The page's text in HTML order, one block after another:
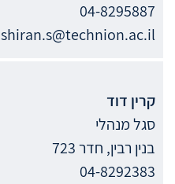
04-8295887
shiran.s@technion.ac.il
קרין דוד
סגל מנהלי
בנין רבין, חדר 723
04-8292383